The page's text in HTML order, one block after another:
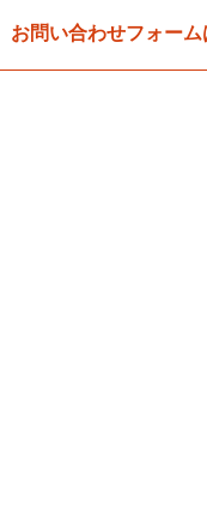
お問い合わせフォーム